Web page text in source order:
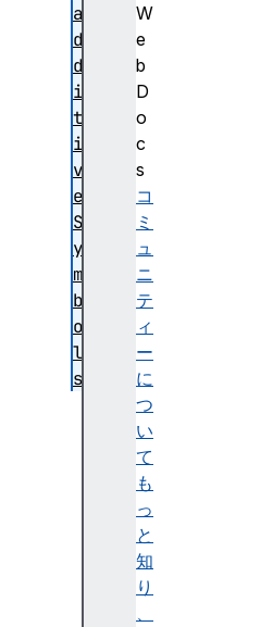
W
e
b
D
o
c
s
コ
ミ
ュ
ニ
テ
ィ
ー
に
つ
い
て
も
っ
と
知
り
、
a
d
d
i
t
i
v
e
S
y
m
b
o
l
s